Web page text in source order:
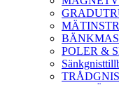
POLER &